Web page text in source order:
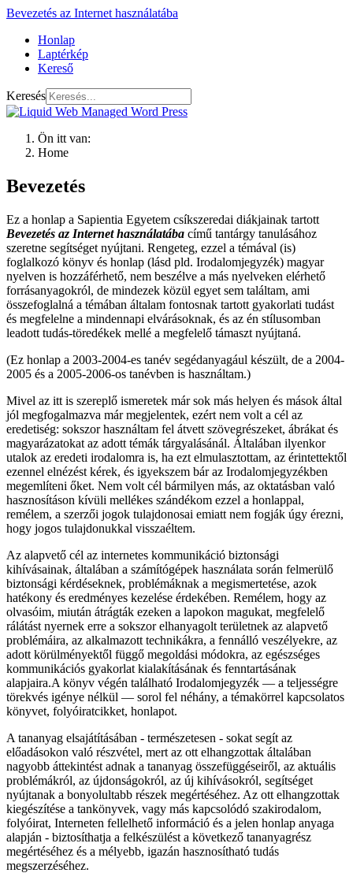
Bevezetés az Internet használatába
Honlap
Laptérkép
Kereső
Keresés
Ön itt van:
Home
Bevezetés
Ez a honlap a Sapientia Egyetem csíkszeredai diákjainak tartott
Bevezetés az Internet használatába című tantárgy tanulásához
szeretne segítséget nyújtani. Rengeteg, ezzel a témával (is)
foglalkozó könyv és honlap (lásd pld. Irodalomjegyzék) magyar
nyelven is hozzáférhető, nem beszélve a más nyelveken elérhető
forrásanyagokról, de mindezek közül egyet sem találtam, ami
összefoglalná a témában általam fontosnak tartott gyakorlati tudást
és megfelelne a mindennapi elvárásoknak, és az én stílusomban
leadott tudás-töredékek mellé a megfelelő támaszt nyújtaná.
(Ez honlap a 2003-2004-es tanév segédanyagául készült, de a 2004-
2005 és a 2005-2006-os tanévben is használtam.)
Mivel az itt is szereplő ismeretek már sok más helyen és mások által
jól megfogalmazva már megjelentek, ezért nem volt a cél az
eredetiség: sokszor használtam fel átvett szövegrészeket, ábrákat és
magyarázatokat az adott témák tárgyalásánál. Általában ilyenkor
utalok az eredeti irodalomra is, ha ezt elmulasztottam, az érintettektől
ezennel elnézést kérek, és igyekszem bár az Irodalomjegyzékben
megemlíteni őket. Nem volt cél bármilyen más, az oktatásban való
hasznosításon kívüli mellékes szándékom ezzel a honlappal,
remélem, a szerzői jogok tulajdonosai emiatt nem fogják úgy érezni,
hogy jogos tulajdonukkal visszaéltem.
Az alapvető cél az internetes kommunikáció biztonsági
kihívásainak, általában a számítógépek használata során felmerülő
biztonsági kérdéseknek, problémáknak a megismertetése, azok
hatékony és eredményes kezelése érdekében. Remélem, hogy az
olvasóim, miután átrágták ezeken a lapokon magukat, megfelelő
rálátást nyernek erre a sokszor elhanyagolt területnek az alapvető
problémáira, az alkalmazott technikákra, a fennálló veszélyekre, az
adott körülményektől függő megoldási módokra, az egészséges
kommunikációs gyakorlat kialakításának és fenntartásának
alapjaira.A könyv végén található Irodalomjegyzék — a teljességre
törekvés igénye nélkül — sorol fel néhány, a témakörrel kapcsolatos
könyvet, folyóiratcikket, honlapot.
A tananyag elsajátításában - természetesen - sokat segít az
előadásokon való részvétel, mert az ott elhangzottak általában
nagyobb áttekintést adnak a tananyag összefüggéseiről, az aktuális
problémákról, az újdonságokról, az új kihívásokról, segítséget
nyújtanak a bonyolultabb részek megértéséhez. Az ott elhangzottak
kiegészítése a tankönyvek, vagy más kapcsolódó szakirodalom,
folyóirat, Interneten fellelhető információ és a jelen honlap anyaga
alapján - biztosíthatja a felkészülést a következő tananyagrész
megértéséhez és a mélyebb, igazán hasznosítható tudás
megszerzéséhez.